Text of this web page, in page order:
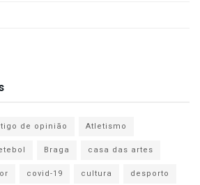
de opinião
Atletismo
Braga
casa das artes
covid-19 cultura
desporto